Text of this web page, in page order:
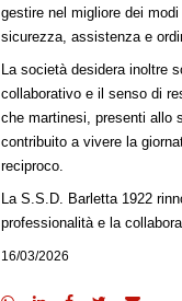
gestire nel migliore dei
sicurezza, assistenza e
La società desidera inoltre
collaborativo e il senso di
che martinesi, presenti allo
contribuito a vivere la
reciproco.
La S.S.D. Barletta 1922
professionalità e la
16/03/2026